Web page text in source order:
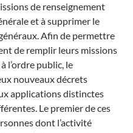
de renseignement
et à supprimer le
Afin de permettre
de remplir leurs missions
l’ordre public, le
nouveaux décrets
applications distinctes
Le premier de ces
dont l’activité